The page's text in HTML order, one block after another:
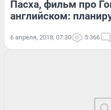
Пасха, фильм про
английском:
6 апреля, 2018, 07:30 5 366